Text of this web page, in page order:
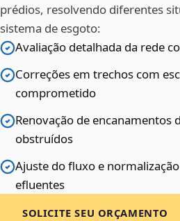
prédios, resolvendo diferentes
sistema de esgoto:
Avaliação detalhada da rede
Correções em trechos com
comprometido
Renovação de encanamentos
obstruídos
Ajuste do fluxo e
efluentes
SOLICITE SEU ORÇAMENTO